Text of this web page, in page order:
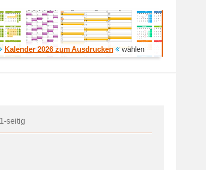
Kalender 2026 zum Ausdrucken wählen
seitig